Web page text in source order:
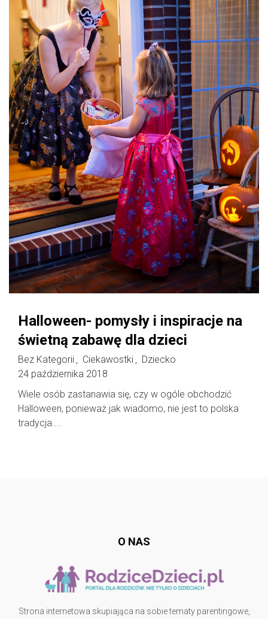
Halloween- pomysły i inspiracje na
świetną zabawę dla dzieci
Bez Kategorii Ciekawostki
Dziecko
24 października 2018
Wiele osób zastanawia się, czy w ogóle obchodzić
Halloween, ponieważ jak wiadomo, nie jest to polska
tradycja....
O NAS
Strona internetowa skupiająca na sobie tematy parentingowe,